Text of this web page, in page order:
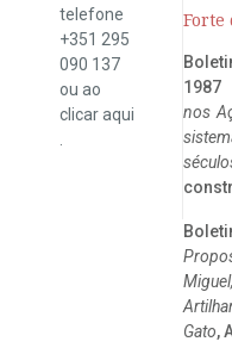
telefone
+351 295
090 137
ou ao
clicaraqui
Forte
1987
nos
Gato,